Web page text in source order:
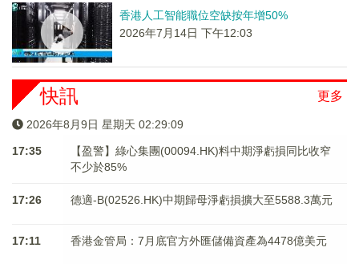
香港人工智能職位空缺按年增50%
2026年7月14日 下午12:03
更多
快訊
2026年8月9日 星期天 02:29:09
17:35
【盈警】綠心集團(00094.HK)料中期淨虧損同比收窄
不少於85%
17:26 德適-B(02526.HK)中期歸母淨虧損擴大至5588.3萬元
17:11 香港金管局：7月底官方外匯儲備資產為4478億美元